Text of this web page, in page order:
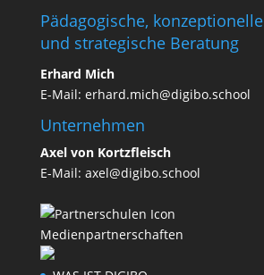
Pädagogische, konzeptionelle
und strategische Beratung
Erhard Mich
E-Mail: erhard.mich@digibo.school
Unternehmen
Axel von Kortzfleisch
E-Mail: axel@digibo.school
Medienpartnerschaften